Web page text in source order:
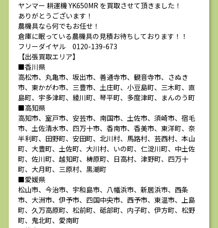
ヤンマー 耕運機 YK650MR を買取させて頂きました！
ありがとうございます！
農機具なら何でもお任せ！
倉庫に眠っている農機具の見積お待ちしております！！
フリーダイヤル 0120-139-673
【出張買取エリア】
■香川県
高松市、丸亀市、坂出市、善通寺市、観音寺市、さぬき
市、東かがわ市、三豊市、土庄町、小豆島町、三木町、直
島町、宇多津町、綾川町、琴平町、多度津町、まんのう町
■高知県
高知市、室戸市、安芸市、南国市、土佐市、須崎市、宿毛
市、土佐清水市、四万十市、香南市、香美市、東洋町、奈
半利町、田野町、安田町、北川村、馬路村、芸西村、本山
町、大豊町、土佐町、大川村、いの町、仁淀川町、中土佐
町、佐川町、越知町、梼原町、日高村、津野町、四万十
町、大月町、三原村、黒潮町
■愛媛県
松山市、今治市、宇和島市、八幡浜市、新居浜市、西条
市、大洲市、伊予市、四国中央市、西予市、東温市、上島
町、久万高原町、松前町、砥部町、内子町、伊方町、松野
町、鬼北町、愛南町